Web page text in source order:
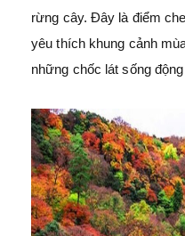
rừng cây. Đây là điểm
yêu thích khung cảnh
những chốc lát sống